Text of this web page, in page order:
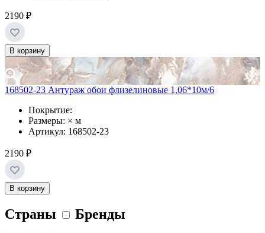
2190 ₽
В корзину
168502-23 Антураж обои флизелиновые 1,06*10м/6
Покрытие:
Размеры: × м
Артикул: 168502-23
2190 ₽
В корзину
Страны Бренды